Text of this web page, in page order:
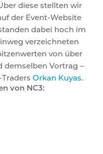
diese stellten wir
der Event-Website
dabei hoch im
verzeichneten
von über
demselben Vortrag –
Orkan Kuyas.
von NC3: